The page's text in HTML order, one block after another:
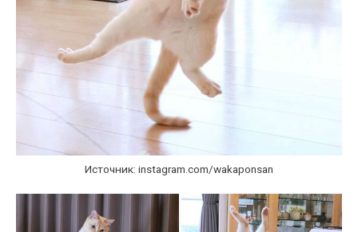
Источник: instagram.com/wakaponsan